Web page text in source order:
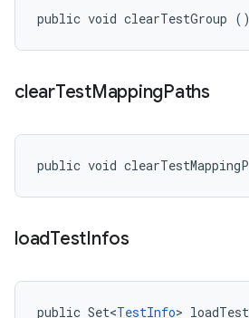
public void clearTestGroup ()
clearTestMappingPaths
public void
loadTestInfos
public Set<TestInfo>